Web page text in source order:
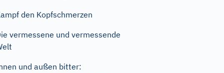
den Kopfschmerzen
vermessene und vermessende
und außen bitter: